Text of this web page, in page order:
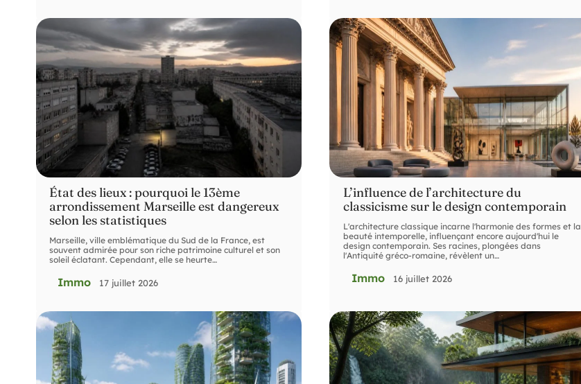
État des lieux : pourquoi le 13ème
arrondissement Marseille est dangereux
selon les statistiques
Marseille, ville emblématique du Sud de la France, est
souvent admirée pour son riche patrimoine culturel et son
soleil éclatant. Cependant, elle se heurte…
Immo 17 juillet 2026
L’influence de l’architecture du
classicisme sur le design contemporain
L'architecture classique incarne l'harmonie des formes et la
beauté intemporelle, influençant encore aujourd'hui le
design contemporain. Ses racines, plongées dans
l'Antiquité gréco-romaine, révèlent un…
Immo 16 juillet 2026